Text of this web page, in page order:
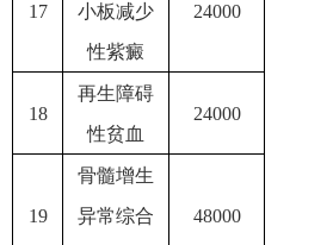
17
小板减少
性紫癜
24000
18
再生障碍
性贫血
24000
19
骨髓增生
异常综合
48000